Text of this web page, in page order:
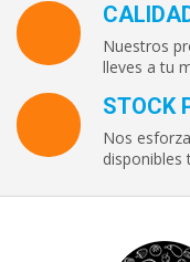
Nuestros
lleves a tu
STOCK
Nos